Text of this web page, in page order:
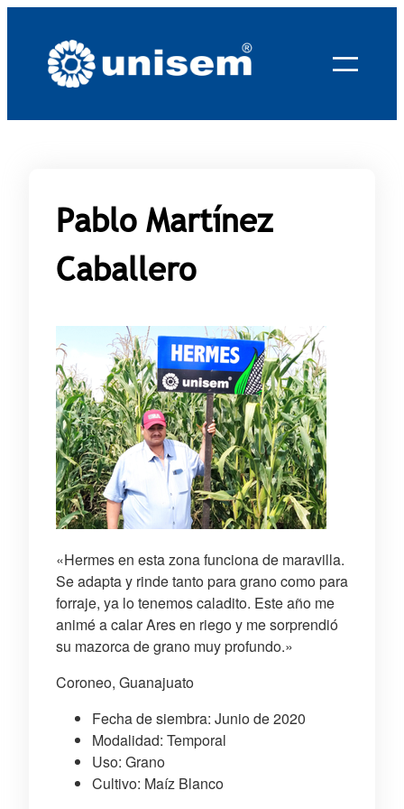
contenido
Pablo Martínez
Caballero
«Hermes en esta zona funciona de maravilla.
Se adapta y rinde tanto para grano como para
forraje, ya lo tenemos caladito. Este año me
animé a calar Ares en riego y me sorprendió
su mazorca de grano muy profundo.»
Coroneo, Guanajuato
Fecha de siembra: Junio de 2020
Modalidad: Temporal
Uso: Grano
Cultivo: Maíz Blanco